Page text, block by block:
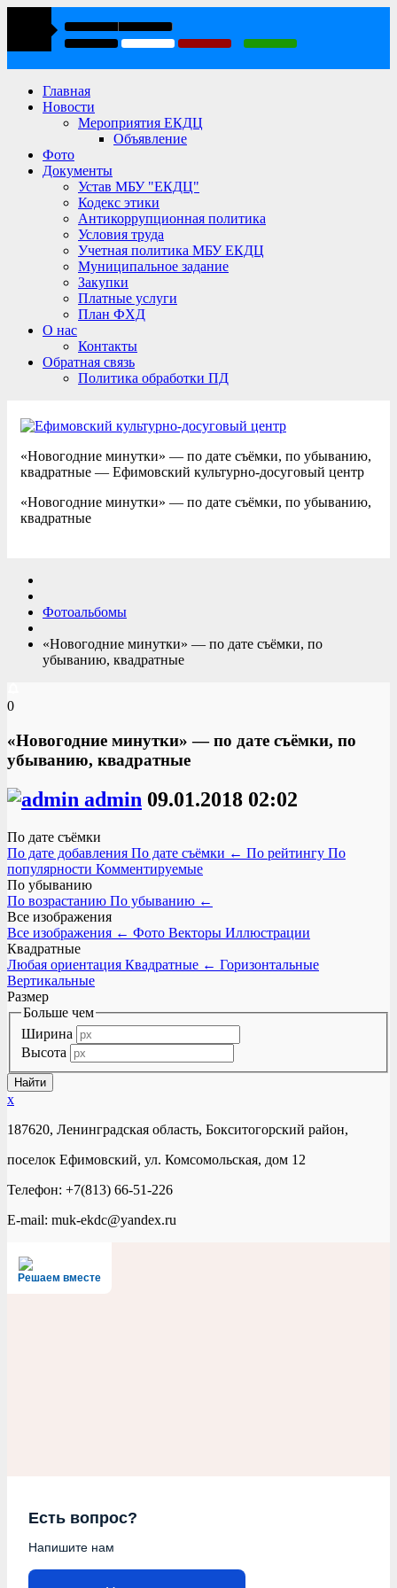
Главная
Новости
Мероприятия ЕКДЦ
Объявление
Фото
Документы
Устав МБУ "ЕКДЦ"
Кодекс этики
Антикоррупционная политика
Условия труда
Учетная политика МБУ ЕКДЦ
Муниципальное задание
Закупки
Платные услуги
План ФХД
О нас
Контакты
Обратная связь
Политика обработки ПД
«Новогодние минутки» — по дате съёмки, по убыванию,
квадратные — Ефимовский культурно-досуговый центр
«Новогодние минутки» — по дате съёмки, по убыванию,
квадратные
Фотоальбомы
«Новогодние минутки» — по дате съёмки, по
убыванию, квадратные
0
«Новогодние минутки» — по дате съёмки, по
убыванию, квадратные
admin 09.01.2018 02:02
По дате съёмки
По дате добавления По дате съёмки ← По рейтингу По
популярности Комментируемые
По убыванию
По возрастанию По убыванию ←
Все изображения
Все изображения ← Фото Векторы Иллюстрации
Квадратные
Любая ориентация Квадратные ← Горизонтальные
Вертикальные
Размер
Больше чем
Ширина
Высота
x
187620, Ленинградская область, Бокситогорский район,
поселок Ефимовский, ул. Комсомольская, дом 12
Телефон: +7(813) 66-51-226
E-mail: muk-ekdc@yandex.ru
Решаем вместе
Есть вопрос?
Напишите нам